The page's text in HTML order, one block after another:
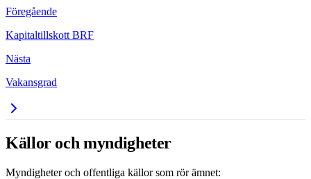
Föregående
Kapitaltillskott BRF
Nästa
Vakansgrad
Källor och myndigheter
Myndigheter och offentliga källor som rör ämnet: